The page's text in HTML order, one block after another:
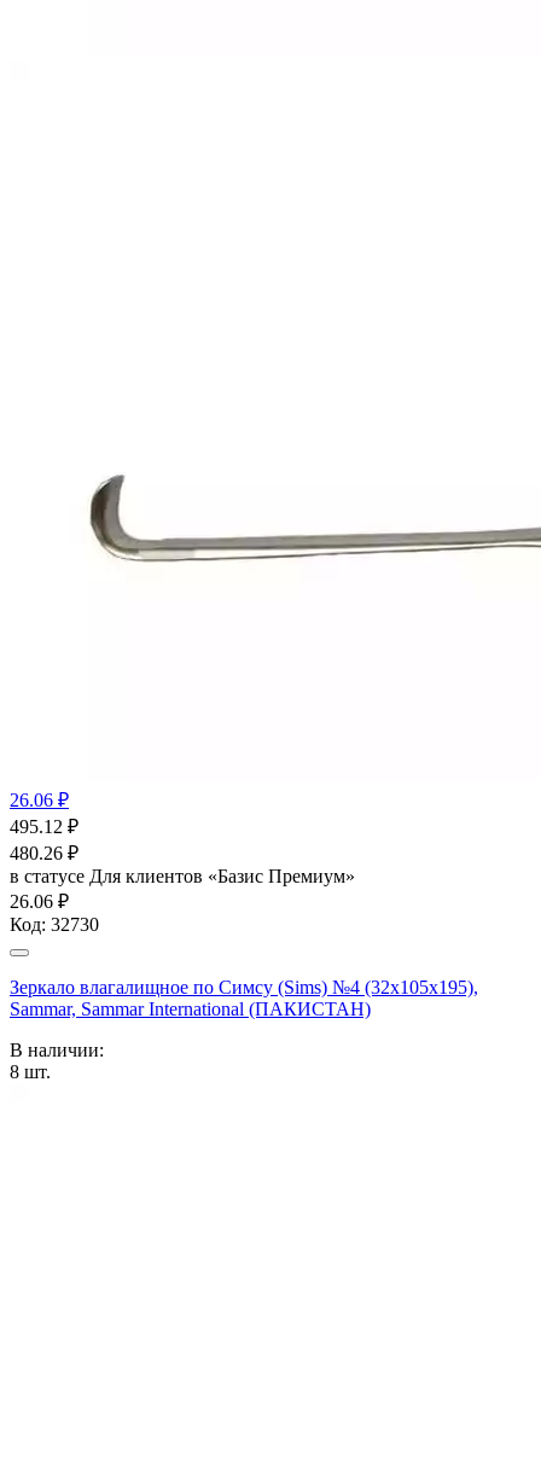
26.06 ₽
495.12 ₽
480.26 ₽
в статусе Для клиентов «Базис Премиум»
26.06 ₽
Код: 32730
Зеркало влагалищное по Cимсу (Sims) №4 (32x105x195),
Sammar, Sammar International (ПАКИСТАН)
В наличии:
8 шт.